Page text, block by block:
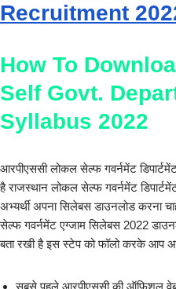
Recruitment
How To
Self Govt.
Syllabus 2022
आरपीएससी लोकल सेल्फ गवर्नमेंट
है राजस्थान लोकल सेल्फ गवर्नमेंट
अभ्यर्थी अपना सिलेबस डाउनलोड करना
सेल्फ गवर्नमेंट एग्जाम सिलेबस 2022
बता रखी है इस स्टेप को फॉलो करके आप
सबसे पहले आरपीएससी की ऑफिशल